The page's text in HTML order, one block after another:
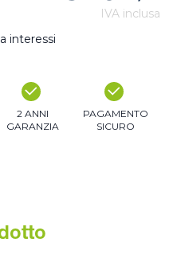
IVA inclusa
interessi
2 ANNI
GARANZIA
PAGAMENTO
SICURO